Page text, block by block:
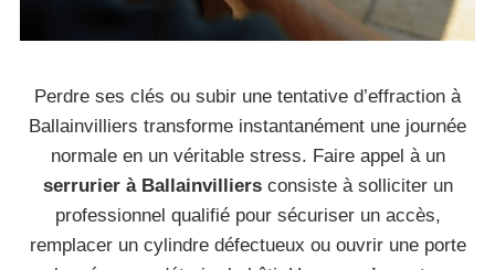
Perdre ses clés ou subir une tentative d’effraction à
Ballainvilliers transforme instantanément une journée
normale en un véritable stress. Faire appel à un
serrurier à Ballainvilliersconsiste à solliciter un
professionnel qualifié pour sécuriser un accès,
remplacer un cylindre défectueux ou ouvrir une porte